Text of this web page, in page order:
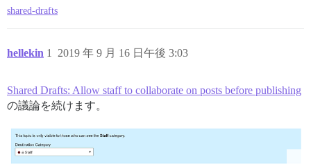
shared-drafts
hellekin 2019 年 9 月 16 日午後 3:03
1
Shared Drafts: Allow staff to collaborate on posts before publishing
の議論を続けます。